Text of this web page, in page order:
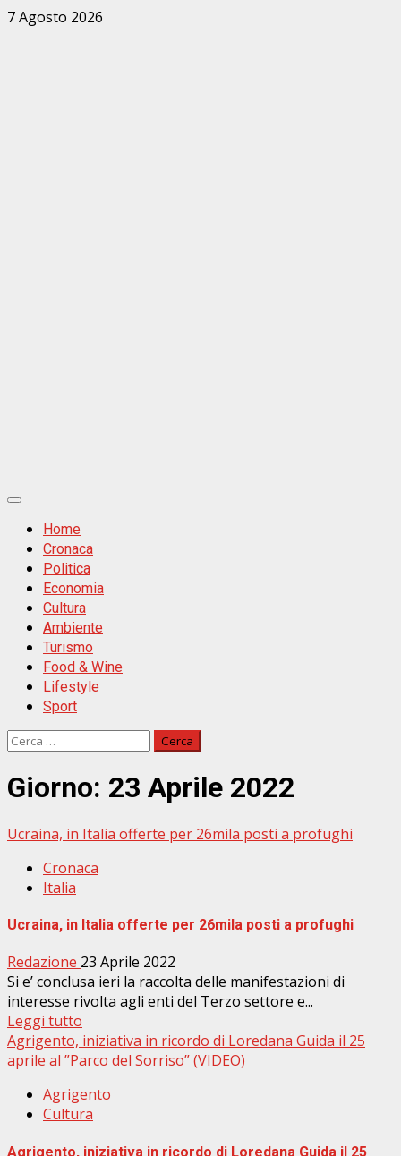
Zum
7 Agosto 2026
Primäres
MenüHome
Cronaca
Politica
Economia
Cultura
Ambiente
Turismo
Food & Wine
Lifestyle
Sport
Ricerca
Giorno: 23 Aprile 2022
Ucraina, in Italia offerte per 26mila posti a profughi
Cronaca
Italia
Ucraina, in Italia offerte per 26mila posti a profughi
Redazione 23 Aprile 2022
Si e’ conclusa ieri la raccolta delle manifestazioni di
interesse rivolta agli enti del Terzo settore e...
Leggi tutto
Agrigento, iniziativa in ricordo di Loredana Guida il 25
aprile al ”Parco del Sorriso” (VIDEO)
Agrigento
Cultura
Agrigento, iniziativa in ricordo di Loredana Guida il 25